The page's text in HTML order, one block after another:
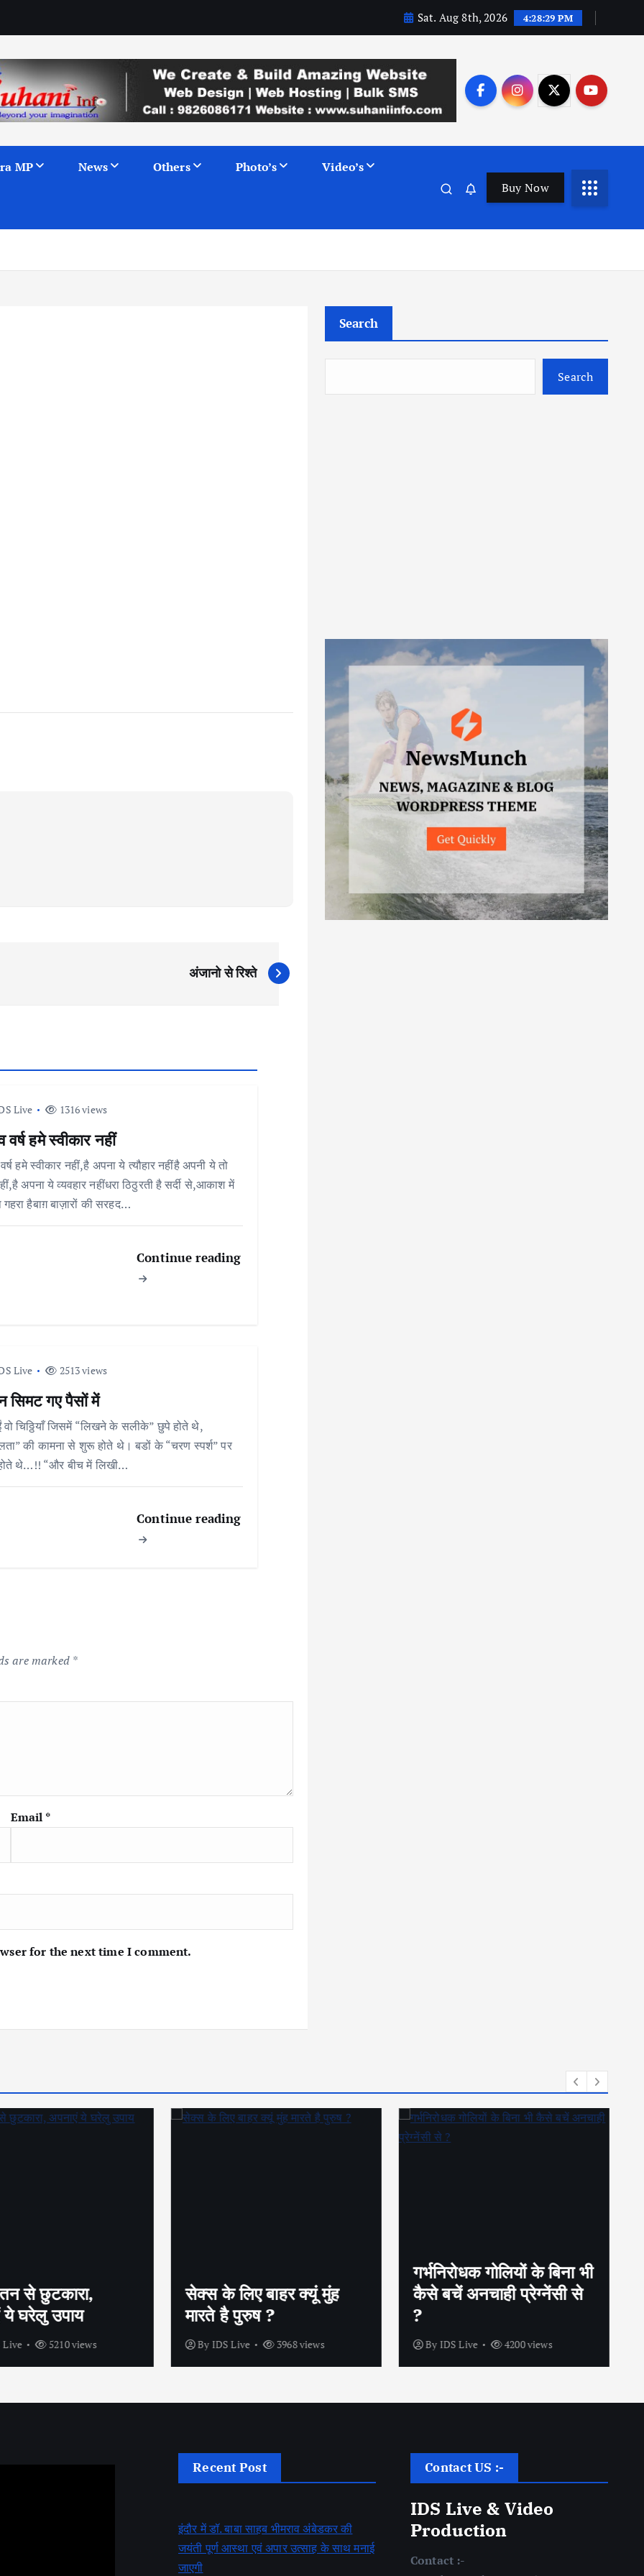
Sat. Aug 8th, 2026 4:28:30 PM
MP News Others Photo’s Video’s
Buy Now
अंजानो से रिश्ते
Live 1316 views
वर्ष हमे स्वीकार नहीं
हमे स्वीकार नहीं,है अपना ये त्यौहार नहींहै अपनी ये तो
अपना ये व्यवहार नहींधरा ठिठुरती है सर्दी से,आकाश में
गहरा हैबाग़ बाज़ारों की सरहद…
Continue reading
Live 2513 views
सिमट गए पैसों में
वो चिठ्ठियाँ जिसमें “लिखने के सलीके” छुपे होते थे,
की कामना से शुरू होते थे। बडों के “चरण स्पर्श” पर
थे…!! “और बीच में लिखी…
Continue reading
are marked *
Email *
for the next time I comment.
Search
Search
से छुटकारा,
घरेलु उपाय
Live 5210 views
सेक्स के लिए बाहर क्यूं मुंह
मारते है पुरुष ?
By IDS Live 3968 views
गर्भनिरोधक गोलियों के बिना भी
कैसे बचें अनचाही प्रेग्नेंसी से
?
By IDS Live 4200 views
Recent Post
इंदौर में डॉ. बाबा साहब भीमराव अंबेडकर की
जयंती पूर्ण आस्था एवं अपार उत्साह के साथ मनाई
जाएगी
Contact US :-
IDS Live & Video
Production
Contact :-